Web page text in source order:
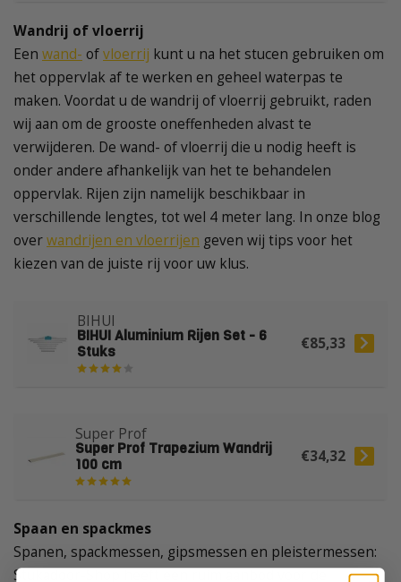
Wandrij of vloerrij
Een wand- ofvloerrij kunt u na het stucen gebruiken om
het oppervlak af te werken en geheel waterpas te
maken. Voordat u de wandrij of vloerrij gebruikt, raden
wij aan om de grooste oneffenheden alvast te
verwijderen. De wand- of vloerrij die u nodig heeft is
onder andere afhankelijk van het te behandelen
oppervlak. Rijen zijn namelijk beschikbaar in
verschillende lengtes, tot wel 4 meter lang. In onze blog
overwandrijen en vloerrijen geven wij tips voor het
kiezen van de juiste rij voor uw klus.
BIHUI
BIHUI Aluminium Rijen Set - 6
Stuks
€85,33
Super Prof
Super Prof Trapezium Wandrij
100 cm
€34,32
Spaan en spackmes
Spanen, spackmessen, gipsmessen en pleistermessen:
Stukadoor-Shop heeft een ruim aanbod voor de